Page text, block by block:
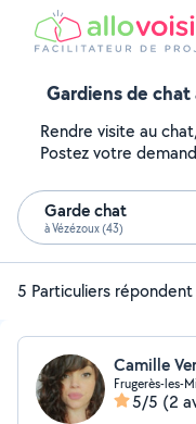
Gardiens de
Rendre visite au
Postez votre
Garde chat
à Vézézoux (43)
5 Particuliers répondent
Camille
Frugerès-les-
5/5 (2